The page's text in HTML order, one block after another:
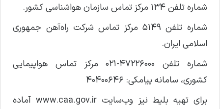
شماره تلفن ۱۳۴ مرکز تماس سازمان هواشناسی کشور.
شماره تلفن ۵۱۴۹ مرکز تماس شرکت راه‌آهن جمهوری
اسلامی ایران.
شماره تلفن ۴۷۲۲۶۰۰۰-۰۲۱ مرکز تماس هواپیمایی
کشوری، سامانه پیامکی: ۴۰۴۰۰۶۴۶
برای تهیه بلیط نیز وب‌سایت www.caa.gov.ir آماده